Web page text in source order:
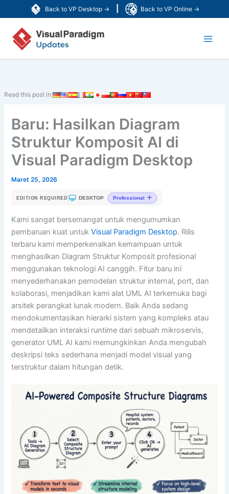
Back to VP Desktop → Back to VP Online →
ke
konten
Read this post in:
Baru: Hasilkan Diagram
Struktur Komposit AI di
Visual Paradigm Desktop
Maret 25, 2026
EDITION REQUIRED | DESKTOP Professional
Kami sangat bersemangat untuk mengumumkan
pembaruan kuat untukVisual Paradigm Desktop. Rilis
terbaru kami memperkenalkan kemampuan untuk
menghasilkan Diagram Struktur Komposit profesional
menggunakan teknologi AI canggih. Fitur baru ini
menyederhanakan pemodelan struktur internal, port, dan
kolaborasi, menjadikan kami alat UML AI terkemuka bagi
arsitek perangkat lunak modern. Baik Anda sedang
mendokumentasikan hierarki sistem yang kompleks atau
mendetailkan interaksi runtime dari sebuah mikroservis,
generator UML AI kami memungkinkan Anda mengubah
deskripsi teks sederhana menjadi model visual yang
terstruktur dalam hitungan detik.